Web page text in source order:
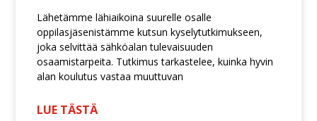
Lähetämme lähiaikoina suurelle osalle
oppilasjäsenistämme kutsun kyselytutkimukseen,
joka selvittää sähköalan tulevaisuuden
osaamistarpeita. Tutkimus tarkastelee, kuinka hyvin
alan koulutus vastaa muuttuvan
LUE TÄSTÄ